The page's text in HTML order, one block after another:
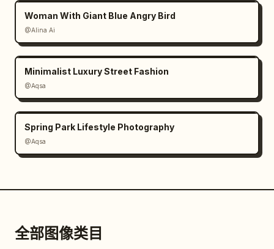
Woman With Giant Blue Angry Bird
@Alina Ai
Minimalist Luxury Street Fashion
@Aqsa
Spring Park Lifestyle Photography
@Aqsa
全部图像类目